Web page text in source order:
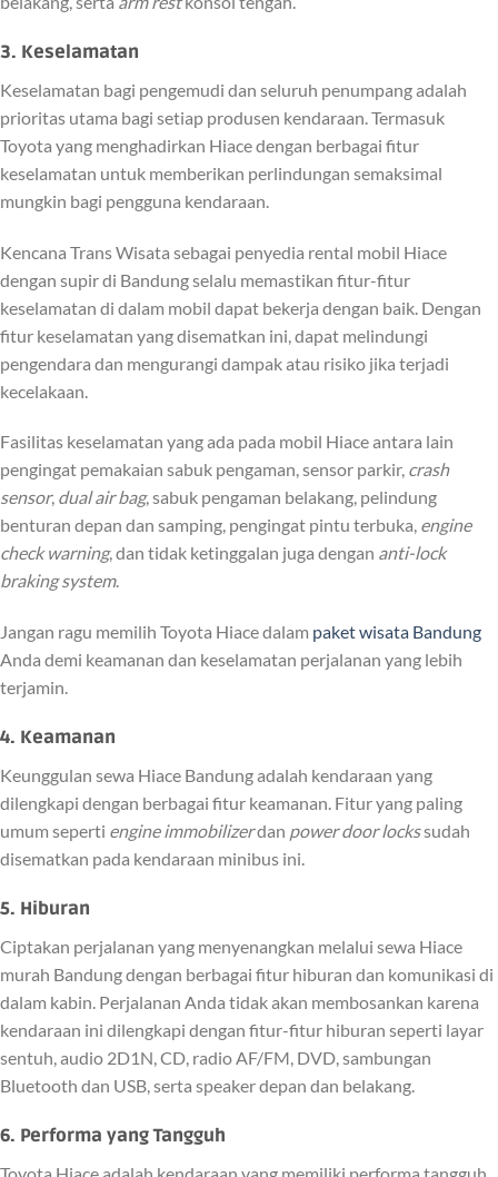
3. Keselamatan
Keselamatan bagi pengemudi dan seluruh penumpang adalah
prioritas utama bagi setiap produsen kendaraan. Termasuk
Toyota yang menghadirkan Hiace dengan berbagai fitur
keselamatan untuk memberikan perlindungan semaksimal
mungkin bagi pengguna kendaraan.
Kencana Trans Wisata sebagai penyedia rental mobil Hiace
dengan supir di Bandung selalu memastikan fitur-fitur
keselamatan di dalam mobil dapat bekerja dengan baik. Dengan
fitur keselamatan yang disematkan ini, dapat melindungi
pengendara dan mengurangi dampak atau risiko jika terjadi
kecelakaan.
Fasilitas keselamatan yang ada pada mobil Hiace antara lain
pengingat pemakaian sabuk pengaman, sensor parkir, crash
sensor, dual air bag, sabuk pengaman belakang, pelindung
benturan depan dan samping, pengingat pintu terbuka, engine
check warning, dan tidak ketinggalan juga dengan anti-lock
braking system.
Jangan ragu memilih Toyota Hiace dalam paket wisata Bandung
Anda demi keamanan dan keselamatan perjalanan yang lebih
terjamin.
4. Keamanan
Keunggulan sewa Hiace Bandung adalah kendaraan yang
dilengkapi dengan berbagai fitur keamanan. Fitur yang paling
umum seperti engine immobilizerdan power door lockssudah
disematkan pada kendaraan minibus ini.
5. Hiburan
Ciptakan perjalanan yang menyenangkan melalui sewa Hiace
murah Bandung dengan berbagai fitur hiburan dan komunikasi di
dalam kabin. Perjalanan Anda tidak akan membosankan karena
kendaraan ini dilengkapi dengan fitur-fitur hiburan seperti layar
sentuh, audio 2D1N, CD, radio AF/FM, DVD, sambungan
Bluetooth dan USB, serta speaker depan dan belakang.
6. Performa yang Tangguh
Toyota Hiace adalah kendaraan yang memiliki performa tangguh